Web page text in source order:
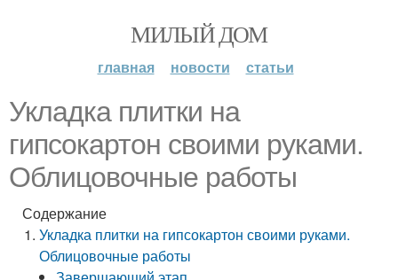
МИЛЫЙ ДОМ
главная новости статьи
Укладка плитки на
гипсокартон своими руками.
Облицовочные работы
Содержание
Укладка плитки на гипсокартон своими руками.
Облицовочные работы